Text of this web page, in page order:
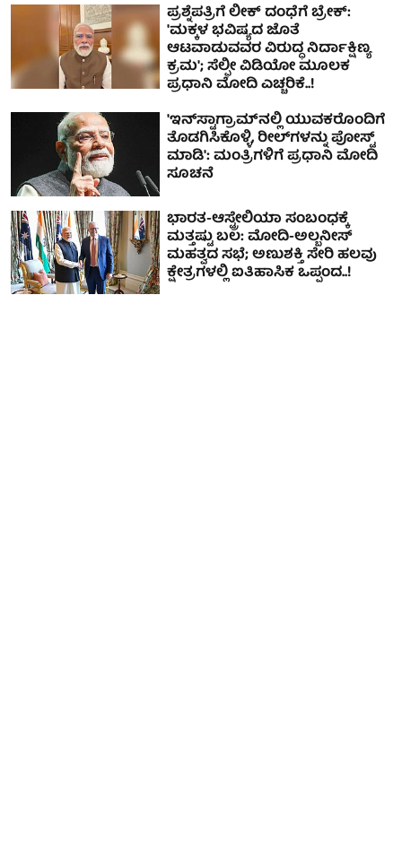
ಪ್ರಶ್ನೆಪತ್ರಿಗೆ ಲೀಕ್ ದಂಧೆಗೆ ಬ್ರೇಕ್:
'ಮಕ್ಕಳ ಭವಿಷ್ಯದ ಜೊತೆ
ಆಟವಾಡುವವರ ವಿರುದ್ಧ ನಿರ್ದಾಕ್ಷಿಣ್ಯ
ಕ್ರಮ'; ಸೆಲ್ಫೀ ವಿಡಿಯೋ ಮೂಲಕ
ಪ್ರಧಾನಿ ಮೋದಿ ಎಚ್ಚರಿಕೆ..!
'ಇನ್‌ಸ್ಟಾಗ್ರಾಮ್‌ನಲ್ಲಿ ಯುವಕರೊಂದಿಗೆ
ತೊಡಗಿಸಿಕೊಳ್ಳಿ, ರೀಲ್‌ಗಳನ್ನು ಪೋಸ್ಟ್
ಮಾಡಿ': ಮಂತ್ರಿಗಳಿಗೆ ಪ್ರಧಾನಿ ಮೋದಿ
ಸೂಚನೆ
ಭಾರತ-ಆಸ್ಟ್ರೇಲಿಯಾ ಸಂಬಂಧಕ್ಕೆ
ಮತ್ತಷ್ಟು ಬಲ: ಮೋದಿ-ಅಲ್ಬನೀಸ್
ಮಹತ್ವದ ಸಭೆ; ಅಣುಶಕ್ತಿ ಸೇರಿ ಹಲವು
ಕ್ಷೇತ್ರಗಳಲ್ಲಿ ಐತಿಹಾಸಿಕ ಒಪ್ಪಂದ..!